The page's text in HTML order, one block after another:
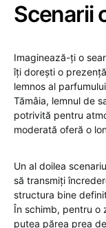
Scenarii
Imaginează-ți o
îți dorești o
lemnos al
Tămâia, lemnul de
potrivită pentru
moderată oferă o
Un al doilea
să transmiți
structura bine
În schimb, pentru o
putea părea prea